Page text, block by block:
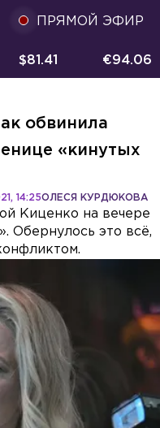
ПРЯМОЙ ЭФИР
$81.41 €94.06
обвинила
«кинутых
ОЛЕСЯ КУРДЮКОВА
14:25
Киценко на вечере
Обернулось это всё,